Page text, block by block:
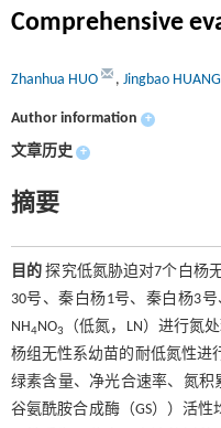
Comprehensive
Zhanhua HUO , Jingbao HUANG
Author information +
文章历史 +
摘要
目的 探究低氮胁迫对7个白杨
30号、秦白杨1号、秦白杨3
NH4NO3
（低氮，LN）进行氮
杨组无性系幼苗的耐低氮性进
绿素含量、净光合速率、氮积
谷氨酰胺合成酶（GS））活